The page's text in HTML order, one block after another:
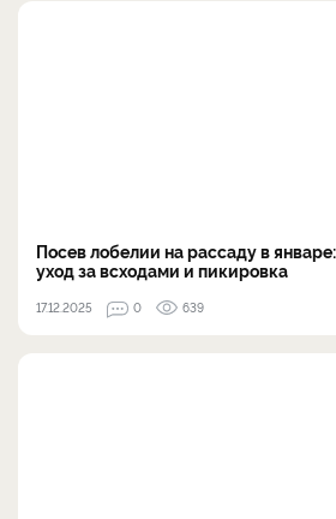
Посев лобелии на рассаду в
уход за всходами и пикировка
17.12.2025 0 639